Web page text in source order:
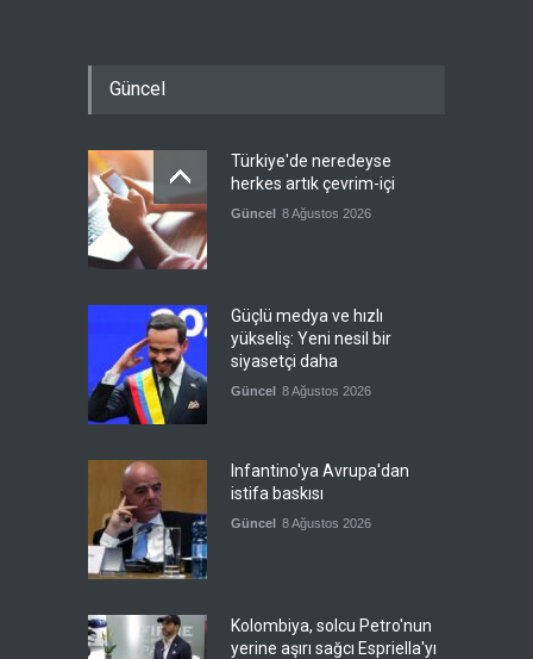
Güncel
Türkiye'de neredeyse
herkes artık çevrim-içi
Güncel 8 Ağustos 2026
Güçlü medya ve hızlı
yükseliş: Yeni nesil bir
siyasetçi daha
Güncel 8 Ağustos 2026
Infantino'ya Avrupa'dan
istifa baskısı
Güncel 8 Ağustos 2026
Kolombiya, solcu Petro'nun
yerine aşırı sağcı Espriella'yı